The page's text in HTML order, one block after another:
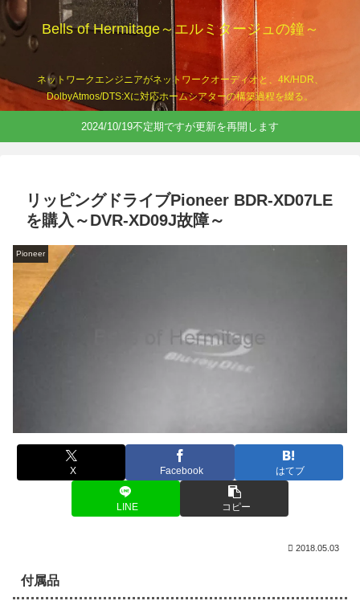
Bells of Hermitage～エルミタージュの鐘～
ネットワークエンジニアがネットワークオーディオと、4K/HDR、
DolbyAtmos/DTS:Xに対応ホームシアターの構築過程を綴る。
2024/10/19不定期ですが更新を再開します
リッピングドライブPioneer BDR-XD07LE
を購入～DVR-XD09J故障～
Pioneer
X Facebook はてブ
LINE コピー
2018.05.03
付属品